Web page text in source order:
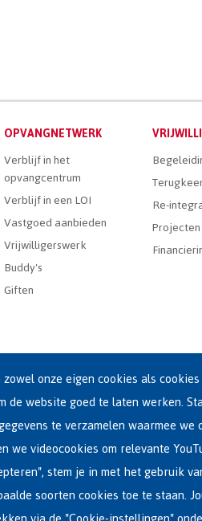
OPVANGNETWERK
Verblijf in het
opvangcentrum
Verblijf in een LOI
Vastgoed aanbieden
Vrijwilligerswerk
Buddy's
Giften
Re-
Projecten
(0)2-213 44 11 • F : +32-(0)2-213 44 22
| Toegankelijkheidsverklaring
onze eigen cookies als
de website goed te laten werken.
te verzamelen waarmee we
videocookies om relevante
stem je in met het gebruik
soorten cookies toe te staan.